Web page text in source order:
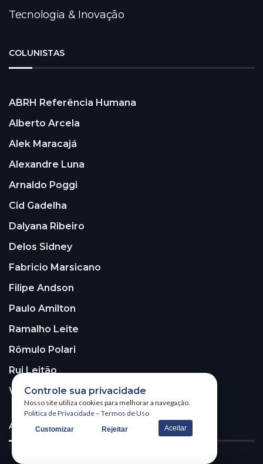
Tecnologia & Inovação
COLUNISTAS
ABRH Referência Humana
Alberto Arcela
Alek Maracajá
Alexandre Luna
Arnaldo Poggi
Cid Gadelha
Dalyana Ribeiro
Delos Sidney
Fabricio Marsicano
Filipe Andson
Paulo Amilton
Ramalho Leite
Rômulo Polari
Rui Leitão
Walter Santos
ASSINE A NOSSA NEWSLETTER!
Controle sua privacidade
Nosso site utiliza cookies para melhorar a navegação.
Política de Privacidade – Termos de Uso
Customizar Rejeitar Aceitar